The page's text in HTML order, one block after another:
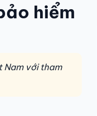
hiểm
Nam với tham